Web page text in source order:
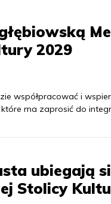
2029
współpracować i
które ma zaprosić do
ubiegają
Stolicy